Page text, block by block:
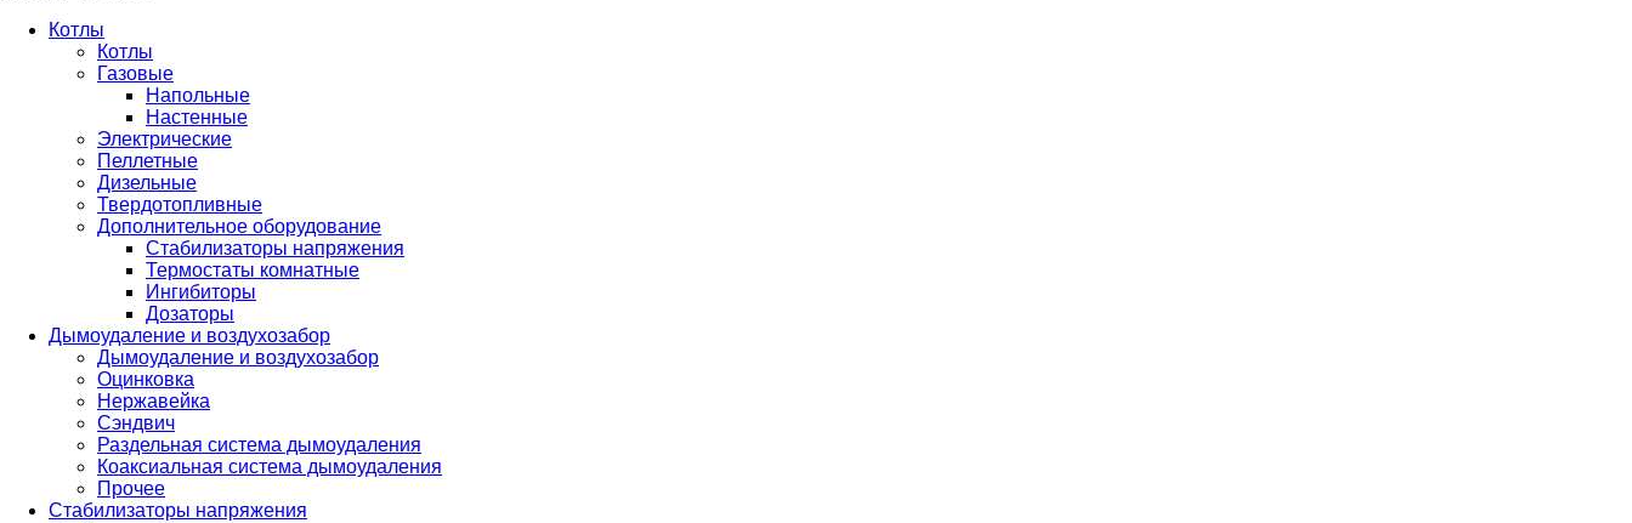
Котлы
Котлы
Газовые
Напольные
Настенные
Электрические
Пеллетные
Дизельные
Твердотопливные
Дополнительное оборудование
Стабилизаторы напряжения
Термостаты комнатные
Ингибиторы
Дозаторы
Дымоудаление и воздухозабор
Дымоудаление и воздухозабор
Оцинковка
Нержавейка
Сэндвич
Раздельная система дымоудаления
Коаксиальная система дымоудаления
Прочее
Стабилизаторы напряжения